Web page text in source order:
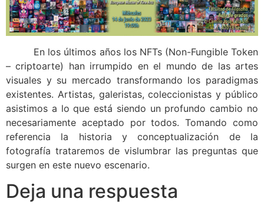
En los últimos años los NFTs (Non-Fungible Token
– criptoarte) han irrumpido en el mundo de las artes
visuales y su mercado transformando los paradigmas
existentes. Artistas, galeristas, coleccionistas y público
asistimos a lo que está siendo un profundo cambio no
necesariamente aceptado por todos. Tomando como
referencia la historia y conceptualización de la
fotografía trataremos de vislumbrar las preguntas que
surgen en este nuevo escenario.
Deja una respuesta